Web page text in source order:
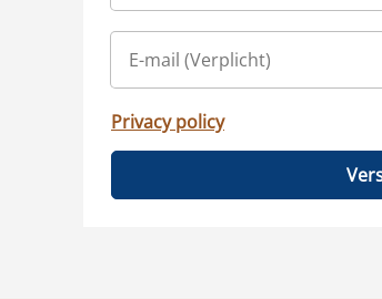
Privacy policy